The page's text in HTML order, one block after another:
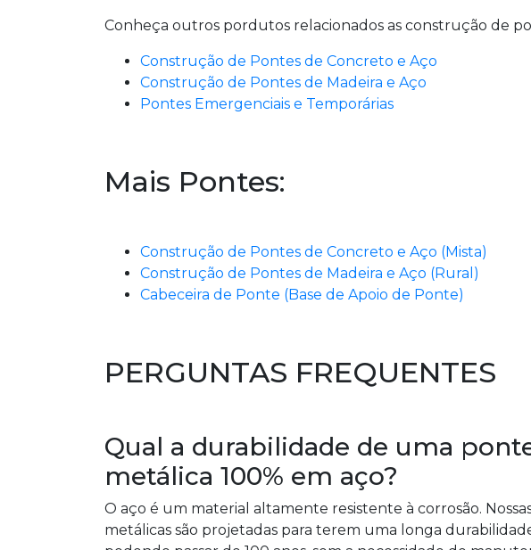
Conheça outros pordutos relacionados as construção de
Construção de Pontes de Concreto e Aço
Construção de Pontes de Madeira e Aço
Pontes Emergenciais e Temporárias
Mais Pontes:
Construção de Pontes de Concreto e Aço (Mista)
Construção de Pontes de Madeira e Aço (Rural)
Cabeceira de Ponte (Base de Apoio de Ponte)
PERGUNTAS FREQUENTES
Qual a durabilidade de uma
metálica 100% em aço?
O aço é um material altamente resistente à corrosão.
metálicas são projetadas para terem uma longa